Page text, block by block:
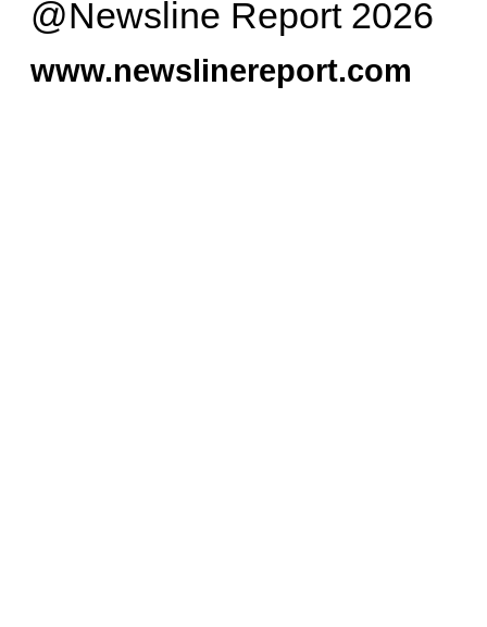
@Newsline Report 2026
www.newslinereport.com